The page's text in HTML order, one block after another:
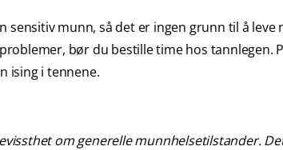
munn, så det er ingen grunn til å leve
bør du bestille time hos tannlegen.
ising i tennene.
om generelle munnhelsetilstander.